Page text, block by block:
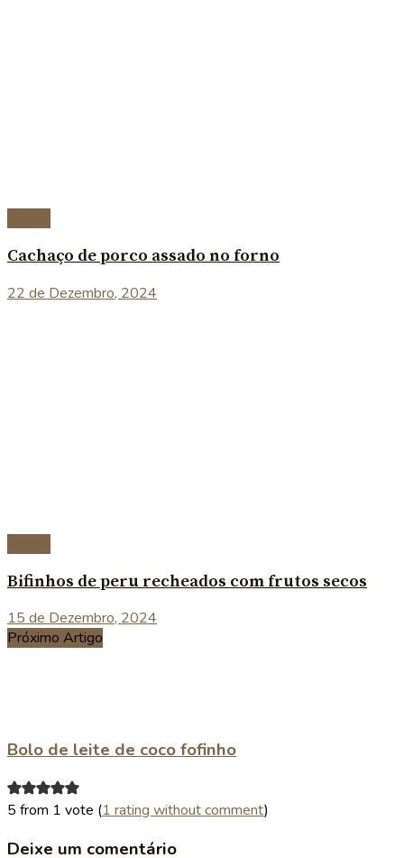
Cachaço de porco assado no forno
22 de Dezembro, 2024
Bifinhos de peru recheados com frutos secos
15 de Dezembro, 2024
Próximo Artigo
Bolo de leite de coco fofinho
5 from 1 vote (1 rating without comment)
Deixe um comentário